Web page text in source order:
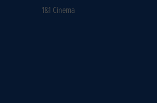
1&1 Cinema